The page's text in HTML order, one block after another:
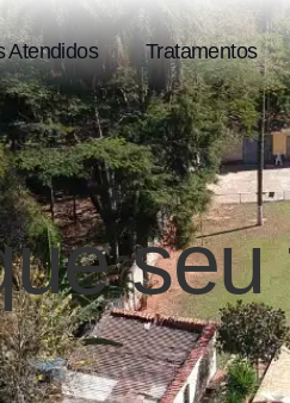
Atendidos Tratamentos